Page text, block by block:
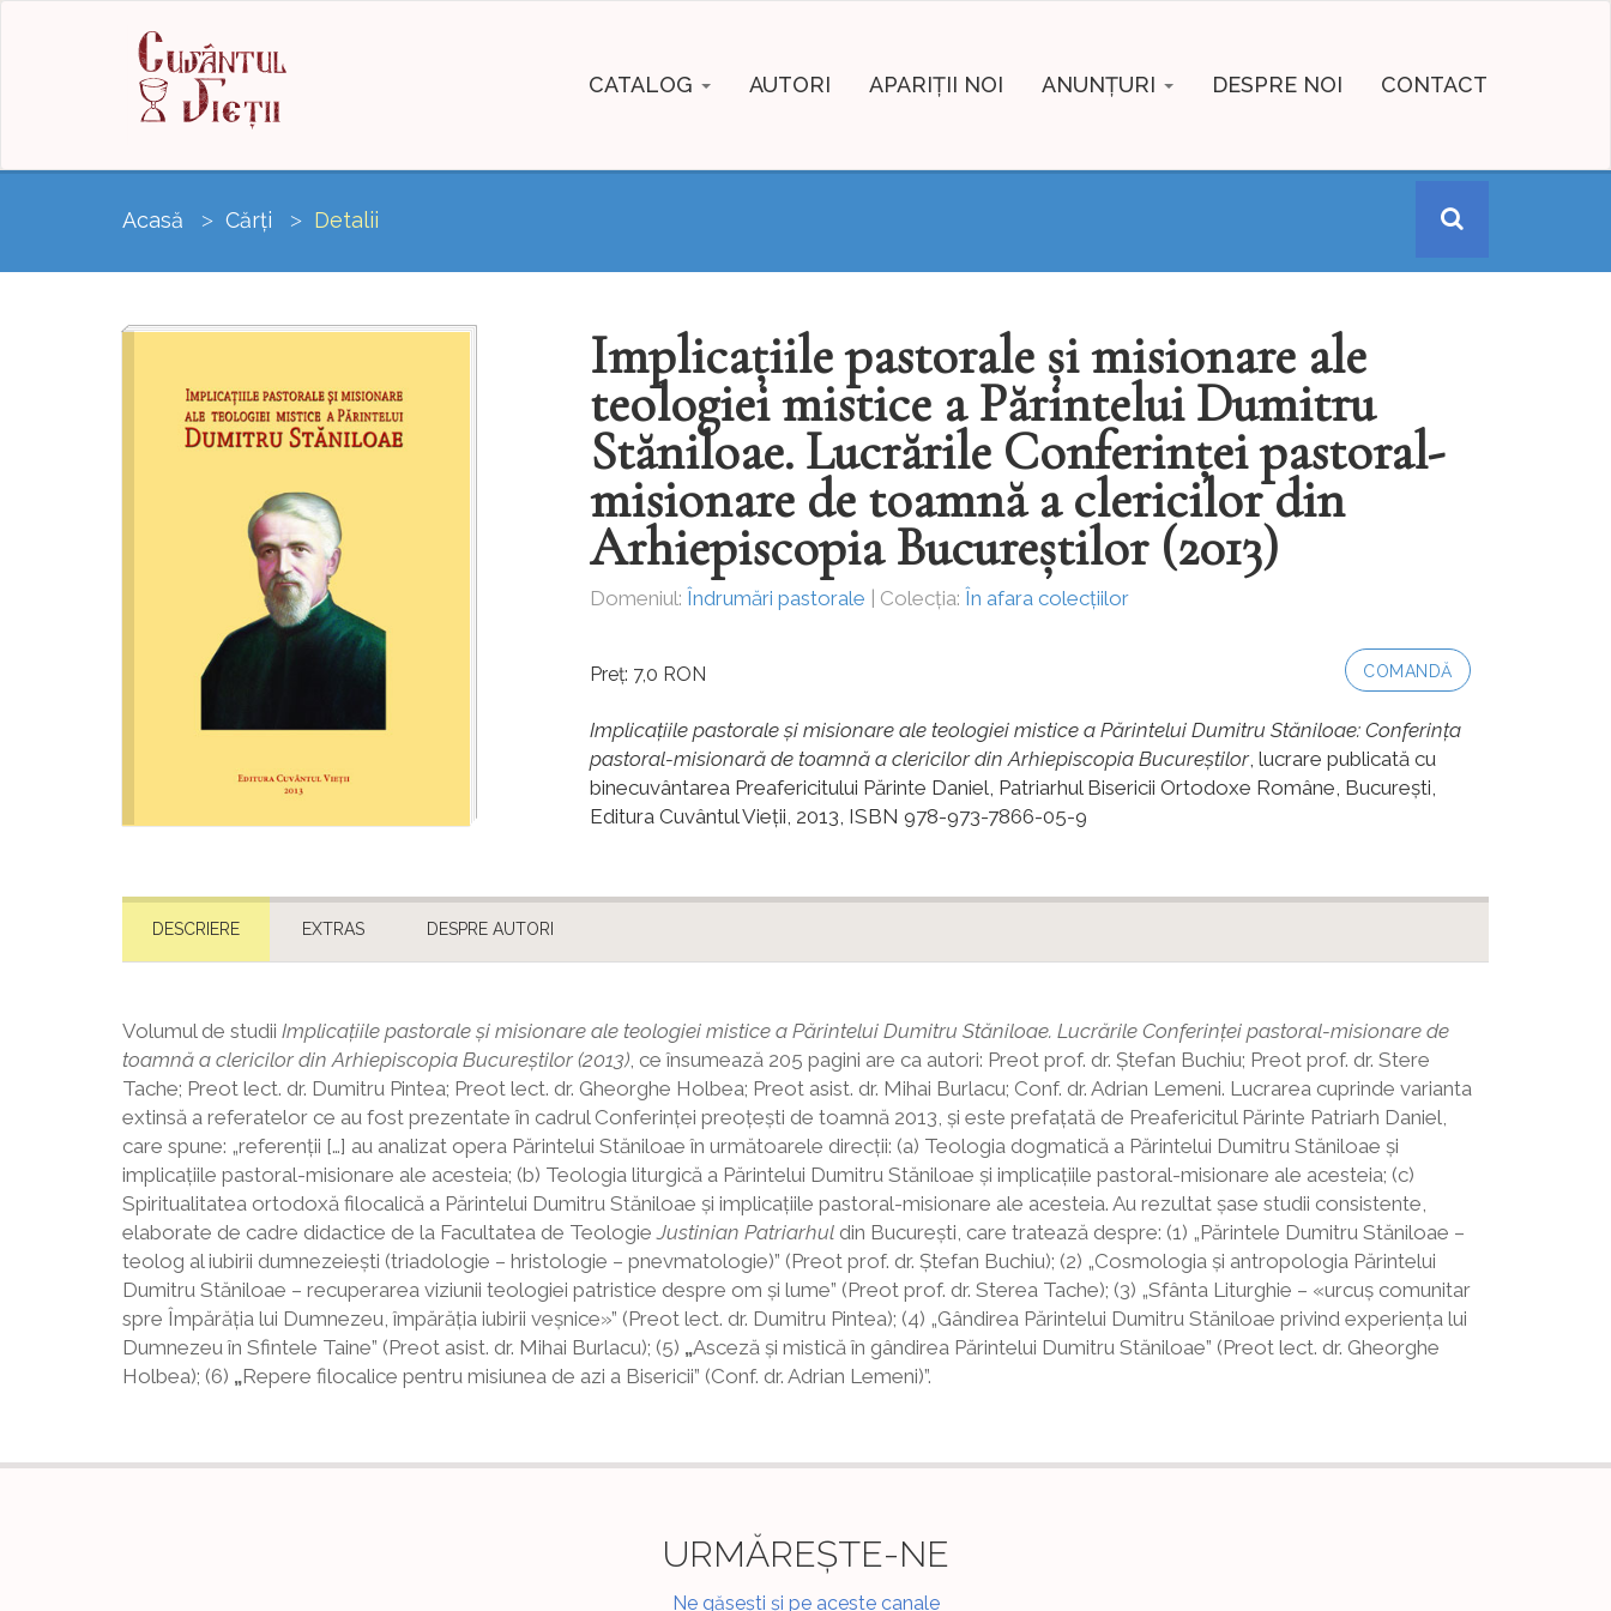
CATALOG AUTORI APARIȚII NOI ANUNȚURI DESPRE NOI CONTACT
Acasă Cărți Detalii
Implicaţiile pastorale şi misionare ale
teologiei mistice a Părintelui Dumitru
Stăniloae. Lucrările Conferinței pastoral-
misionare de toamnă a clericilor din
Arhiepiscopia Bucureștilor (2013)
Domeniul: Îndrumări pastorale | Colecția: În afara colecțiilor
Preț: 7,0 RON COMANDĂ
Implicaţiile pastorale şi misionare ale teologiei mistice a Părintelui Dumitru Stăniloae: Conferinţa
pastoral-misionară de toamnă a clericilor din Arhiepiscopia Bucureştilor, lucrare publicată cu
binecuvântarea Preafericitului Părinte Daniel, Patriarhul Bisericii Ortodoxe Române, Bucureşti,
Editura Cuvântul Vieţii, 2013, ISBN 978-973-7866-05-9
DESCRIERE EXTRAS DESPRE AUTORI
Volumul de studii Implicaţiile pastorale şi misionare ale teologiei mistice a Părintelui Dumitru Stăniloae. Lucrările Conferinței pastoral-misionare de
toamnă a clericilor din Arhiepiscopia Bucureștilor (2013) , ce însumează 205 pagini are ca autori: Preot prof. dr. Ştefan Buchiu; Preot prof. dr. Stere
Tache; Preot lect. dr. Dumitru Pintea; Preot lect. dr. Gheorghe Holbea; Preot asist. dr. Mihai Burlacu; Conf. dr. Adrian Lemeni. Lucrarea cuprinde varianta
extinsă a referatelor ce au fost prezentate în cadrul Conferinţei preoţeşti de toamnă 2013, și este prefaţată de Preafericitul Părinte Patriarh Daniel,
care spune: „referenţii […] au analizat opera Părintelui Stăniloae în următoarele direcţii: (a) Teologia dogmatică a Părintelui Dumitru Stăniloae şi
implicaţiile pastoral-misionare ale acesteia; (b) Teologia liturgică a Părintelui Dumitru Stăniloae şi implicaţiile pastoral-misionare ale acesteia; (c)
Spiritualitatea ortodoxă filocalică a Părintelui Dumitru Stăniloae şi implicaţiile pastoral-misionare ale acesteia. Au rezultat şase studii consistente,
elaborate de cadre didactice de la Facultatea de TeologieJustinian Patriarhul din Bucureşti, care tratează despre: (1) „Părintele Dumitru Stăniloae –
teolog al iubirii dumnezeieşti (triadologie – hristologie – pnevmatologie)” (Preot prof. dr. Ştefan Buchiu); (2) „Cosmologia şi antropologia Părintelui
Dumitru Stăniloae – recuperarea viziunii teologiei patristice despre om şi lume” (Preot prof. dr. Sterea Tache); (3) „Sfânta Liturghie – «urcuş comunitar
spre Împărăţia lui Dumnezeu, împărăţia iubirii veşnice»” (Preot lect. dr. Dumitru Pintea); (4) „Gândirea Părintelui Dumitru Stăniloae privind experienţa lui
Dumnezeu în Sfintele Taine” (Preot asist. dr. Mihai Burlacu); (5) „Asceză şi mistică în gândirea Părintelui Dumitru Stăniloae” (Preot lect. dr. Gheorghe
Holbea); (6) „Repere filocalice pentru misiunea de azi a Bisericii” (Conf. dr. Adrian Lemeni)”.
URMĂREȘTE-NE
Ne găsești și pe aceste canale